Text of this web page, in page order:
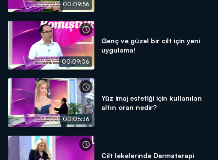
00:09:56
00:09:06
Genç ve güzel bir cilt için yeni
uygulama!
00:05:36
Yüz imaj estetiği için kullanılan
altın oran nedir?
Cilt lekelerinde Dermaterapi